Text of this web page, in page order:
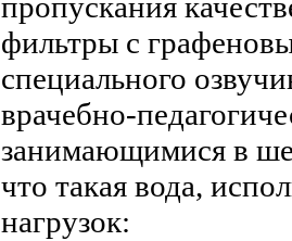
фильтры с
специального
врачебно-
занимающимися в
что такая вода,
нагрузок: